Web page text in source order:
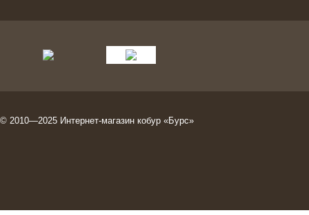
© 2010—2025 Интернет-магазин кобур «Бурс»